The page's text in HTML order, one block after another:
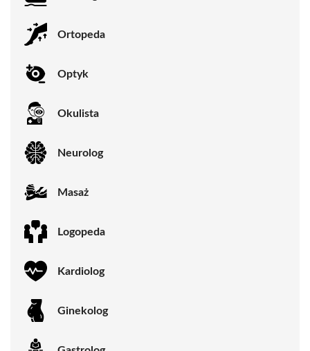
Ortopeda
Optyk
Okulista
Neurolog
Masaż
Logopeda
Kardiolog
Ginekolog